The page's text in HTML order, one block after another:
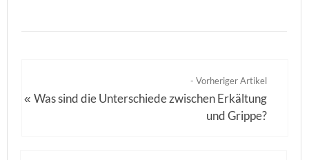
- Vorheriger Artikel
«Was sind die Unterschiede zwischen Erkältung
und Grippe?